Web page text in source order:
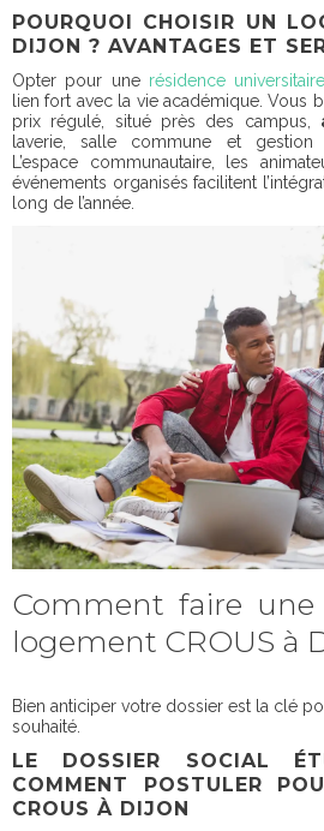
POURQUOI CHOISIR UN
DIJON ? AVANTAGES ET
Opter pour une résidence universitaire
lien fort avec la vie académique. Vous
prix régulé, situé près des campus,
laverie, salle commune et gestion
L’espace communautaire, les
événements organisés facilitent
long de l’année.
Comment faire
logement CROUS à
Bien anticiper votre dossier est la clé
souhaité.
LE DOSSIER SOCIAL
COMMENT POSTULER
CROUS À DIJON